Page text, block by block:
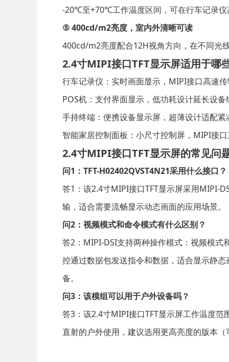
-20℃至+70℃工作温度区间，可在行车记录
⑤ 400cd/m2亮度，室内外清晰可读
400cd/m2亮度配合12H视角方向，在不同光
2.4寸MIPI接口TFT显示屏适用于哪
行车记录仪：实时画面显示，MIPI接口高速
POS机：支付界面显示，低功耗设计延长设备
手持终端：便携设备显示屏，超薄设计适配紧
智能家居控制面板：小尺寸控制屏，MIPI接
2.4寸MIPI接口TFT显示屏的常见问
问1：TFT-H02402QVST4N21采用什么接口？
答1：该2.4寸MIPI接口TFT显示屏采用MIPI-
输，适合需要流畅显示动态画面的应用场景。
问2：视频模式和命令模式有什么区别？
答2：MIPI-DSI支持两种操作模式：视频模式
控通过数据包发送指令和数据，适合显示静
备。
问3：该模组可以用于户外设备吗？
答3：该2.4寸MIPI接口TFT显示屏工作温度
直射的户外使用，建议选用更高亮度的版本（